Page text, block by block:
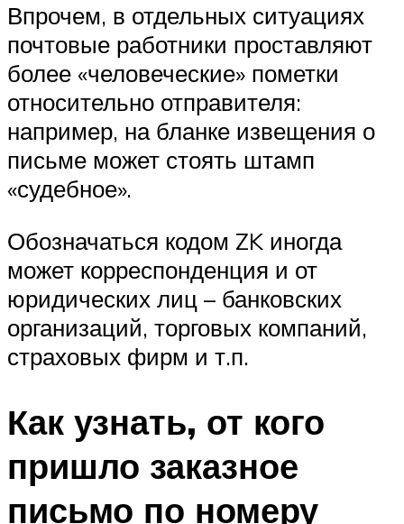
Впрочем, в отдельных ситуациях
почтовые работники проставляют
более «человеческие» пометки
относительно отправителя:
например, на бланке извещения о
письме может стоять штамп
«судебное».
Обозначаться кодом ZK иногда
может корреспонденция и от
юридических лиц – банковских
организаций, торговых компаний,
страховых фирм и т.п.
Как узнать, от кого
пришло заказное
письмо по номеру